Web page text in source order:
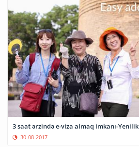
3 saat ərzində e-viza almaq imkanı-Yenilik
30-08-2017